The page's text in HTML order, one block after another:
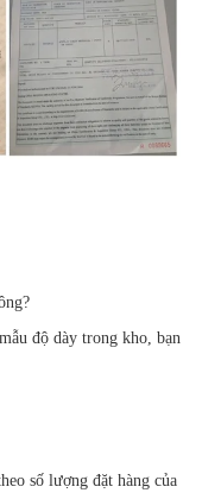
độ dày trong kho, bạn
số lượng đặt hàng của